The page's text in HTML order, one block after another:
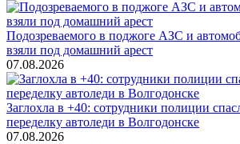
Подозреваемого в поджоге АЗС и
взяли под домашний арест
07.08.2026
Заглохла в +40: сотрудники полиции
переделку автоледи в Волгодонске
07.08.2026